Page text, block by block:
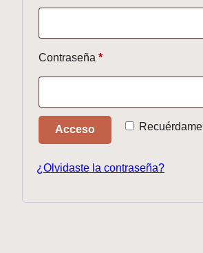
Contraseña *Obligatorio
Recuérdame
Acceso
¿Olvidaste la contraseña?